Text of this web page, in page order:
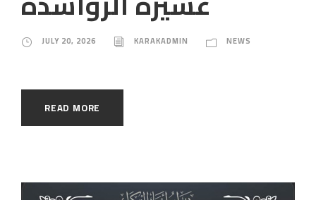
JULY 20, 2026 KARAKADMIN NEWS
READ MORE